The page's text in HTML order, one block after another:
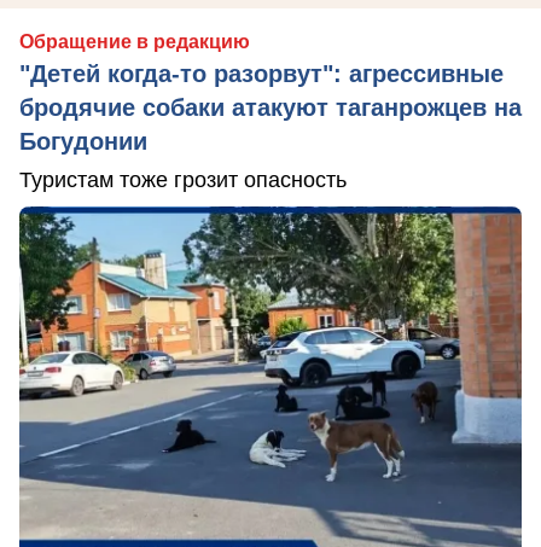
Обращение в редакцию
"Детей когда-то разорвут": агрессивные
бродячие собаки атакуют таганрожцев на
Богудонии
Туристам тоже грозит опасность